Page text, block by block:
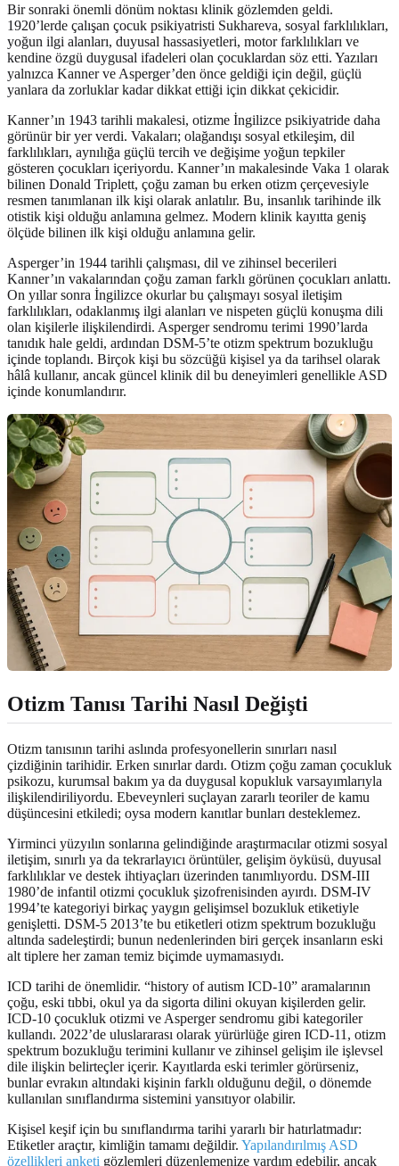
Bir sonraki önemli dönüm noktası klinik gözlemden geldi.
1920’lerde çalışan çocuk psikiyatristi Sukhareva, sosyal farklılıkları,
yoğun ilgi alanları, duyusal hassasiyetleri, motor farklılıkları ve
kendine özgü duygusal ifadeleri olan çocuklardan söz etti. Yazıları
yalnızca Kanner ve Asperger’den önce geldiği için değil, güçlü
yanlara da zorluklar kadar dikkat ettiği için dikkat çekicidir.
Kanner’ın 1943 tarihli makalesi, otizme İngilizce psikiyatride daha
görünür bir yer verdi. Vakaları; olağandışı sosyal etkileşim, dil
farklılıkları, aynılığa güçlü tercih ve değişime yoğun tepkiler
gösteren çocukları içeriyordu. Kanner’ın makalesinde Vaka 1 olarak
bilinen Donald Triplett, çoğu zaman bu erken otizm çerçevesiyle
resmen tanımlanan ilk kişi olarak anlatılır. Bu, insanlık tarihinde ilk
otistik kişi olduğu anlamına gelmez. Modern klinik kayıtta geniş
ölçüde bilinen ilk kişi olduğu anlamına gelir.
Asperger’in 1944 tarihli çalışması, dil ve zihinsel becerileri
Kanner’ın vakalarından çoğu zaman farklı görünen çocukları anlattı.
On yıllar sonra İngilizce okurlar bu çalışmayı sosyal iletişim
farklılıkları, odaklanmış ilgi alanları ve nispeten güçlü konuşma dili
olan kişilerle ilişkilendirdi. Asperger sendromu terimi 1990’larda
tanıdık hale geldi, ardından DSM-5’te otizm spektrum bozukluğu
içinde toplandı. Birçok kişi bu sözcüğü kişisel ya da tarihsel olarak
hâlâ kullanır, ancak güncel klinik dil bu deneyimleri genellikle ASD
içinde konumlandırır.
Otizm Tanısı Tarihi Nasıl Değişti
Otizm tanısının tarihi aslında profesyonellerin sınırları nasıl
çizdiğinin tarihidir. Erken sınırlar dardı. Otizm çoğu zaman çocukluk
psikozu, kurumsal bakım ya da duygusal kopukluk varsayımlarıyla
ilişkilendiriliyordu. Ebeveynleri suçlayan zararlı teoriler de kamu
düşüncesini etkiledi; oysa modern kanıtlar bunları desteklemez.
Yirminci yüzyılın sonlarına gelindiğinde araştırmacılar otizmi sosyal
iletişim, sınırlı ya da tekrarlayıcı örüntüler, gelişim öyküsü, duyusal
farklılıklar ve destek ihtiyaçları üzerinden tanımlıyordu. DSM-III
1980’de infantil otizmi çocukluk şizofrenisinden ayırdı. DSM-IV
1994’te kategoriyi birkaç yaygın gelişimsel bozukluk etiketiyle
genişletti. DSM-5 2013’te bu etiketleri otizm spektrum bozukluğu
altında sadeleştirdi; bunun nedenlerinden biri gerçek insanların eski
alt tiplere her zaman temiz biçimde uymamasıydı.
ICD tarihi de önemlidir. “history of autism ICD-10” aramalarının
çoğu, eski tıbbi, okul ya da sigorta dilini okuyan kişilerden gelir.
ICD-10 çocukluk otizmi ve Asperger sendromu gibi kategoriler
kullandı. 2022’de uluslararası olarak yürürlüğe giren ICD-11, otizm
spektrum bozukluğu terimini kullanır ve zihinsel gelişim ile işlevsel
dile ilişkin belirteçler içerir. Kayıtlarda eski terimler görürseniz,
bunlar evrakın altındaki kişinin farklı olduğunu değil, o dönemde
kullanılan sınıflandırma sistemini yansıtıyor olabilir.
Kişisel keşif için bu sınıflandırma tarihi yararlı bir hatırlatmadır:
Etiketler araçtır, kimliğin tamamı değildir. Yapılandırılmış ASD
özellikleri anketi gözlemleri düzenlemenize yardım edebilir, ancak